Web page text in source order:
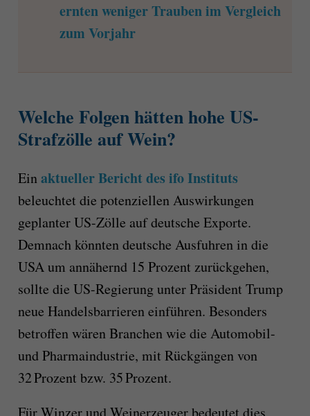
ernten weniger Trauben im Vergleich
zum Vorjahr
Welche Folgen hätten hohe US-
Strafzölle auf Wein?
Einaktueller Bericht des ifo Instituts
beleuchtet die potenziellen Auswirkungen
geplanter US-Zölle auf deutsche Exporte.
Demnach könnten deutsche Ausfuhren in die
USA um annähernd 15 Prozent zurückgehen,
sollte die US-Regierung unter Präsident Trump
neue Handelsbarrieren einführen. Besonders
betroffen wären Branchen wie die Automobil-
und Pharmaindustrie, mit Rückgängen von
32 Prozent bzw. 35 Prozent.
Für Winzer und Weinerzeuger bedeutet dies,